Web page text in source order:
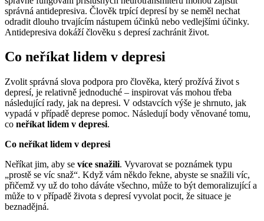
správná antidepresiva. Člověk trpící depresí by se neměl nechat
odradit dlouho trvajícím nástupem účinků nebo vedlejšími účinky.
Antidepresiva dokáží člověku s depresí zachránit život.
Co neříkat lidem v depresi
Zvolit správná slova podpora pro člověka, který prožívá život s
depresí, je relativně jednoduché – inspirovat vás mohou třeba
následující rady, jak na depresi. V odstavcích výše je shrnuto, jak
vypadá v případě deprese pomoc. Následují body věnované tomu,
co neříkat lidem v depresi.
Co neříkat lidem v depresi
Neříkat jim, aby se více snažili. Vyvarovat se poznámek typu
„prostě se víc snaž“. Když vám někdo řekne, abyste se snažili víc,
přičemž vy už do toho dáváte všechno, může to být demoralizující a
může to v případě života s depresí vyvolat pocit, že situace je
beznadějná.